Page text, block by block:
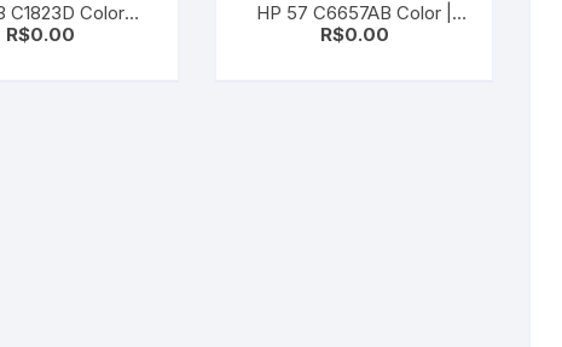
C1823D Color
810/ 830/ 880/
R$0.00
HP 57 C6657AB Color |
Deskjet 5550/ 5650/
R$0.00